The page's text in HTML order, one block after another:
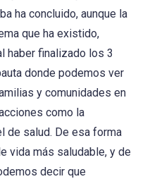
ha concluido, aunque la
que ha existido,
haber finalizado los 3
donde podemos ver
y comunidades en
como la
de salud. De esa forma
vida más saludable, y de
decir que